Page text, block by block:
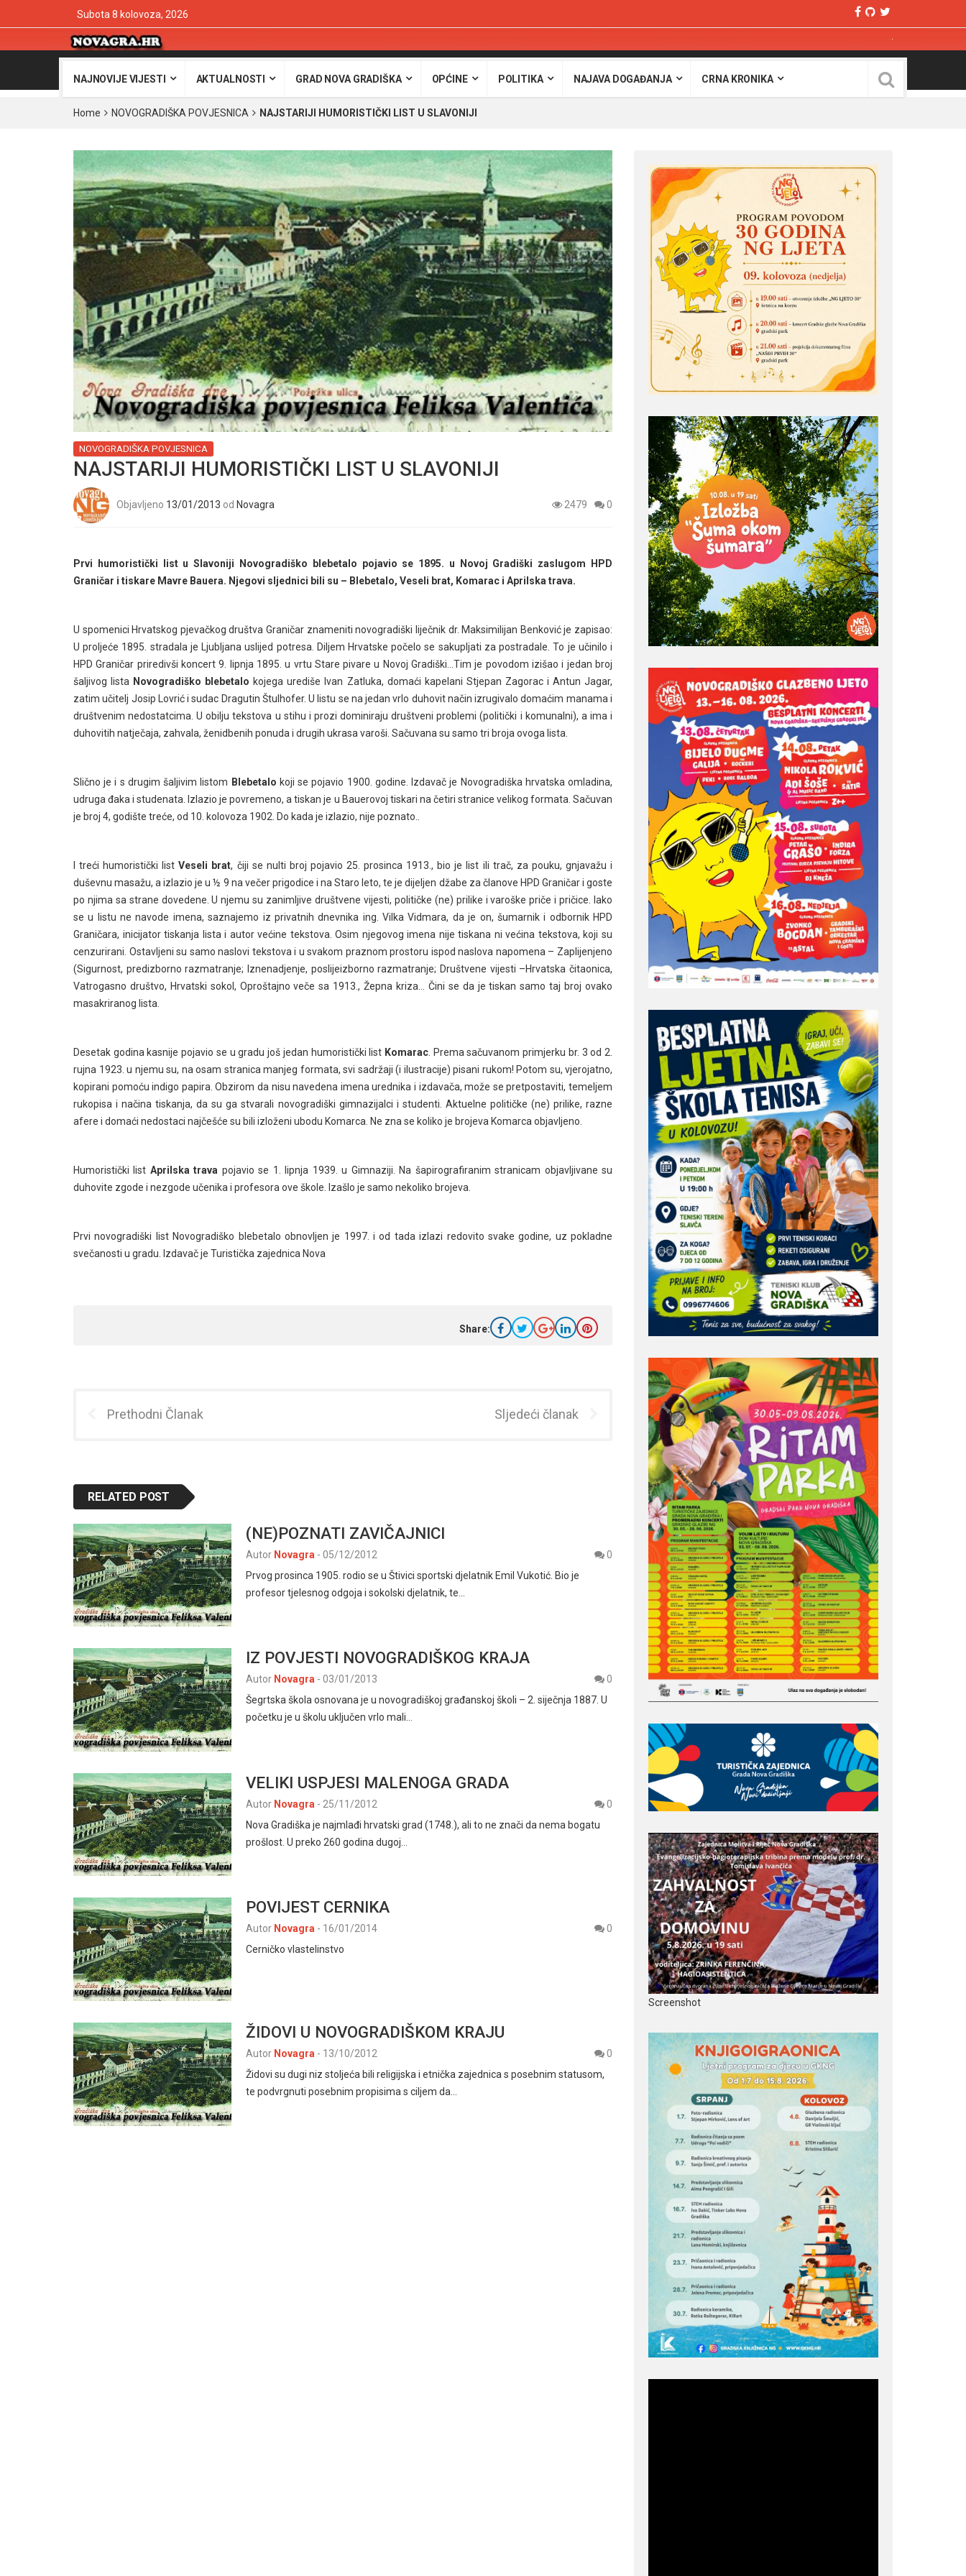
Subota 8 kolovoza, 2026
NAJNOVIJE VIJESTI AKTUALNOSTI GRAD NOVA GRADIŠKA OPĆINE POLITIKA NAJAVA DOGAĐANJA CRNA KRONIKA
Home NOVOGRADIŠKA POVJESNICA NAJSTARIJI HUMORISTIČKI LIST U SLAVONIJI
NOVOGRADIŠKA POVJESNICA
NAJSTARIJI HUMORISTIČKI LIST U SLAVONIJI
Objavljeno 13/01/2013 od Novagra 2479 0
Prvi humoristički list u Slavoniji Novogradiško blebetalo pojavio se 1895. u Novoj Gradiški zaslugom HPD
Graničar i tiskare Mavre Bauera. Njegovi sljednici bili su – Blebetalo, Veseli brat, Komarac i Aprilska trava.
U spomenici Hrvatskog pjevačkog društva Graničar znameniti novogradiški liječnik dr. Maksimilijan Benković je zapisao:
U proljeće 1895. stradala je Ljubljana uslijed potresa. Diljem Hrvatske počelo se sakupljati za postradale. To je učinilo i
HPD Graničar priredivši koncert 9. lipnja 1895. u vrtu Stare pivare u Novoj Gradiški…Tim je povodom izišao i jedan broj
šaljivog lista Novogradiško blebetalo kojega urediše Ivan Zatluka, domaći kapelani Stjepan Zagorac i Antun Jagar,
zatim učitelj Josip Lovrić i sudac Dragutin Štulhofer. U listu se na jedan vrlo duhovit način izrugivalo domaćim manama i
društvenim nedostatcima. U obilju tekstova u stihu i prozi dominiraju društveni problemi (politički i komunalni), a ima i
duhovitih natječaja, zahvala, ženidbenih ponuda i drugih ukrasa varoši. Sačuvana su samo tri broja ovoga lista.
Slično je i s drugim šaljivim listom Blebetalo koji se pojavio 1900. godine. Izdavač je Novogradiška hrvatska omladina,
udruga đaka i studenata. Izlazio je povremeno, a tiskan je u Bauerovoj tiskari na četiri stranice velikog formata. Sačuvan
je broj 4, godište treće, od 10. kolovoza 1902. Do kada je izlazio, nije poznato..
I treći humoristički listVeseli brat, čiji se nulti broj pojavio 25. prosinca 1913., bio je list ili trač, za pouku, gnjavažu i
duševnu masažu, a izlazio je u ½ 9 na večer prigodice i na Staro leto, te je dijeljen džabe za članove HPD Graničar i goste
po njima sa strane dovedene. U njemu su zanimljive društvene vijesti, političke (ne) prilike i varoške priče i pričice. Iako
se u listu ne navode imena, saznajemo iz privatnih dnevnika ing. Vilka Vidmara, da je on, šumarnik i odbornik HPD
Graničara, inicijator tiskanja lista i autor većine tekstova. Osim njegovog imena nije tiskana ni većina tekstova, koji su
cenzurirani. Ostavljeni su samo naslovi tekstova i u svakom praznom prostoru ispod naslova napomena – Zaplijenjeno
(Sigurnost, predizborno razmatranje; Iznenadjenje, poslijeizborno razmatranje; Društvene vijesti –Hrvatska čitaonica,
Vatrogasno društvo, Hrvatski sokol, Oproštajno veče sa 1913., Žepna kriza… Čini se da je tiskan samo taj broj ovako
masakriranog lista.
Desetak godina kasnije pojavio se u gradu još jedan humoristički list Komarac. Prema sačuvanom primjerku br. 3 od 2.
rujna 1923. u njemu su, na osam stranica manjeg formata, svi sadržaji (i ilustracije) pisani rukom! Potom su, vjerojatno,
kopirani pomoću indigo papira. Obzirom da nisu navedena imena urednika i izdavača, može se pretpostaviti, temeljem
rukopisa i načina tiskanja, da su ga stvarali novogradiški gimnazijalci i studenti. Aktuelne političke (ne) prilike, razne
afere i domaći nedostaci najčešće su bili izloženi ubodu Komarca. Ne zna se koliko je brojeva Komarca objavljeno.
Humoristički list Aprilska trava pojavio se 1. lipnja 1939. u Gimnaziji. Na šapirografiranim stranicam objavljivane su
duhovite zgode i nezgode učenika i profesora ove škole. Izašlo je samo nekoliko brojeva.
Prvi novogradiški list Novogradiško blebetalo obnovljen je 1997. i od tada izlazi redovito svake godine, uz pokladne
svečanosti u gradu. Izdavač je Turistička zajednica Nova
Share:
Prethodni Članak Sljedeći članak
RELATED POST
(NE)POZNATI ZAVIČAJNICI
Autor Novagra - 05/12/2012
0
Prvog prosinca 1905. rodio se u Štivici sportski djelatnik Emil Vukotić. Bio je
profesor tjelesnog odgoja i sokolski djelatnik, te…
IZ POVJESTI NOVOGRADIŠKOG KRAJA
Autor Novagra - 03/01/2013
0
Šegrtska škola osnovana je u novogradiškoj građanskoj školi – 2. siječnja 1887. U
početku je u školu uključen vrlo mali…
VELIKI USPJESI MALENOGA GRADA
Autor Novagra - 25/11/2012
0
Nova Gradiška je najmlađi hrvatski grad (1748.), ali to ne znači da nema bogatu
prošlost. U preko 260 godina dugoj…
POVIJEST CERNIKA
Autor Novagra - 16/01/2014
0
Cerničko vlastelinstvo
ŽIDOVI U NOVOGRADIŠKOM KRAJU
Autor Novagra - 13/10/2012
0
Židovi su dugi niz stoljeća bili religijska i etnička zajednica s posebnim statusom,
te podvrgnuti posebnim propisima s ciljem da…
Screenshot